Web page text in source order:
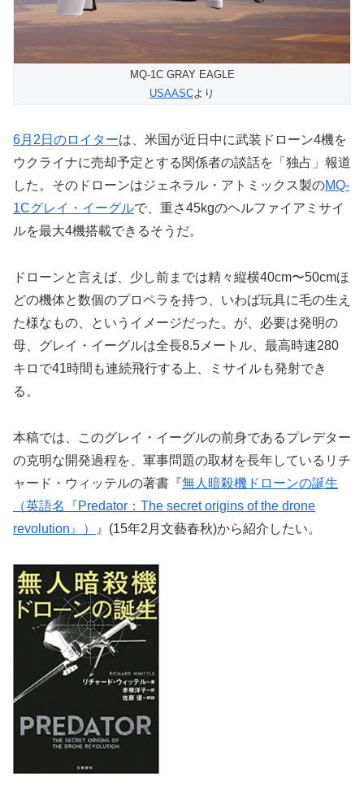
MQ-1C GRAY EAGLE
USAASCより
6月2日のロイターは、米国が近日中に武装ドローン4機を
ウクライナに売却予定とする関係者の談話を「独占」報道
した。そのドローンはジェネラル・アトミックス製のMQ-
1Cグレイ・イーグルで、重さ45kgのヘルファイアミサイ
ルを最大4機搭載できるそうだ。
ドローンと言えば、少し前までは精々縦横40cm〜50cmほ
どの機体と数個のプロペラを持つ、いわば玩具に毛の生え
た様なもの、というイメージだった。が、必要は発明の
母、グレイ・イーグルは全長8.5メートル、最高時速280
キロで41時間も連続飛行する上、ミサイルも発射でき
る。
本稿では、このグレイ・イーグルの前身であるプレデター
の克明な開発過程を、軍事問題の取材を長年しているリチ
ャード・ウィッテルの著書『無人暗殺機ドローンの誕生
（英語名『Predator：The secret origins of the drone
revolution』）
』(15年2月文藝春秋)から紹介したい。